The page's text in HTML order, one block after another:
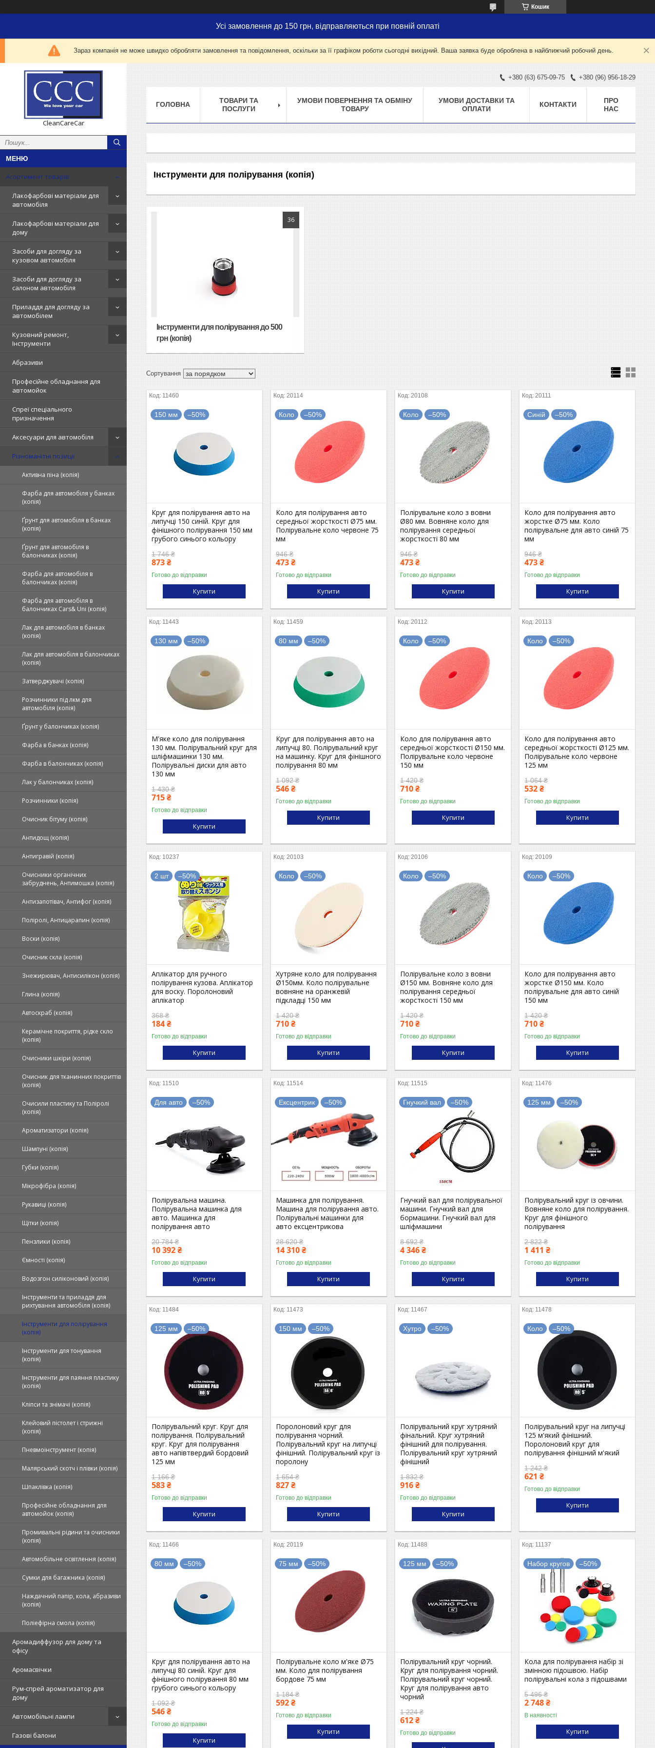
Кошик
Усі замовлення до 150 грн, відправляються при повній оплаті
Зараз компанія не може швидко обробляти замовлення та повідомлення, оскільки за її графіком роботи сьогодні вихідний. Ваша заявка буде оброблена в найближчий робочий день.
CleanCareCar
Асортимент товарів
Лакофарбові матеріали для
автомобіля
Лакофарбові матеріали для
дому
Засоби для догляду за
кузовом автомобіля
Засоби для догляду за
салоном автомобіля
Приладдя для догляду за
автомобілем
Кузовний ремонт,
Інструменти
Абразиви
Професійне обладнання для
автомойок
Спреї спеціального
призначення
Аксесуари для автомобіля
Різноманітні позиції
Активна піна (копія)
Фарба для автомобіля у банках
(копія)
Ґрунт для автомобіля в банках
(копія)
Ґрунт для автомобіля в
балончиках (копія)
Фарба для автомобіля в
балончиках (копія)
Фарба для автомобіля в
балончиках Cars& Uni (копія)
Лак для автомобіля в банках
(копія)
Лак для автомобіля в балончиках
(копія)
Затверджувачі (копія)
Розчинники під лкм для
автомобіля (копія)
Ґрунт у балончиках (копія)
Фарба в банках (копія)
Фарба в балончиках (копія)
Лак у балончиках (копія)
Розчинники (копія)
Очисник бітуму (копія)
Антидощ (копія)
Антигравій (копія)
Очисники органічних
забруднень, Антимошка (копія)
Антизапотівач, Антифог (копія)
Поліролі, Антицарапин (копія)
Воски (копія)
Очисник скла (копія)
Знежирювач, Антисилікон (копія)
Глина (копія)
Автоскраб (копія)
Керамічне покриття, рідке скло
(копія)
Очисники шкіри (копія)
Очисник для тканинних покриттів
(копія)
Очисили пластику та Поліролі
(копія)
Ароматизатори (копія)
Шампуні (копія)
Губки (копія)
Мікрофібра (копія)
Рукавиці (копія)
Щітки (копія)
Пензлики (копія)
Ємності (копія)
Водозгон силіконовий (копія)
Інструменти та приладдя для
рихтування автомобіля (копія)
Інструменти для полірування
(копія)
Інструменти для тонування
(копія)
Інструменти для паяння пластику
(копія)
Кліпси та знімачі (копія)
Клейовий пістолет і стрижні
(копія)
Пневмоінструмент (копія)
Малярський скотч і плівки (копія)
Шпаклівка (копія)
Професійне обладнання для
автомойок (копія)
Промивальні рідини та очисники
(копія)
Автомобільне освітлення (копія)
Сумки для багажника (копія)
Наждачний папір, кола, абразиви
(копія)
Поліефірна смола (копія)
Аромадиффузор для дому та
офісу
Аромасвічки
Рум-спрей ароматизатор для
дому
Автомобільні лампи
Газові балони
+380 (63) 675-09-75 +380 (96) 956-18-29
ГОЛОВНА
ТОВАРИ ТА
ПОСЛУГИ
УМОВИ ПОВЕРНЕННЯ ТА ОБМІНУ
ТОВАРУ
УМОВИ ДОСТАВКИ ТА
ОПЛАТИ
КОНТАКТИ
ПРО
НАС
Інструменти для полірування (копія)
36
Інструменти для полірування до 500
грн (копія)
11460
150 мм –50%
Круг для полірування авто на
липучці 150 синій. Круг для
фінішного полірування 150 мм
грубого синього кольору
1 746 ₴
873 ₴
Готово до відправки
Купити
20114
Коло –50%
Коло для полірування авто
середньої жорсткості Ø75 мм.
Полірувальне коло червоне 75
мм
946 ₴
473 ₴
Готово до відправки
Купити
20108
Коло –50%
Полірувальне коло з вовни
Ø80 мм. Вовняне коло для
полірування середньої
жорсткості 80 мм
946 ₴
473 ₴
Готово до відправки
Купити
20111
Синій –50%
Коло для полірування авто
жорстке Ø75 мм. Коло
полірувальне для авто синій 75
мм
946 ₴
473 ₴
Готово до відправки
Купити
11443
130 мм –50%
М'яке коло для полірування
130 мм. Полірувальний круг для
шліфмашинки 130 мм.
Полірувальні диски для авто
130 мм
1 430 ₴
715 ₴
Готово до відправки
Купити
11459
80 мм –50%
Круг для полірування авто на
липучці 80. Полірувальний круг
на машинку. Круг для фінішного
полірування 80 мм
1 092 ₴
546 ₴
Готово до відправки
Купити
20112
Коло –50%
Коло для полірування авто
середньої жорсткості Ø150 мм.
Полірувальне коло червоне
150 мм
1 420 ₴
710 ₴
Готово до відправки
Купити
20113
Коло –50%
Коло для полірування авто
середньої жорсткості Ø125 мм.
Полірувальне коло червоне
125 мм
1 064 ₴
532 ₴
Готово до відправки
Купити
10237
2 шт –50%
Аплікатор для ручного
полірування кузова. Аплікатор
для воску. Поролоновий
аплікатор
368 ₴
184 ₴
Готово до відправки
Купити
20103
Коло –50%
Хутряне коло для полірування
Ø150мм. Коло полірувальне
вовняне на оранжевій
підкладці 150 мм
1 420 ₴
710 ₴
Готово до відправки
Купити
20106
Коло –50%
Полірувальне коло з вовни
Ø150 мм. Вовняне коло для
полірування середньої
жорсткості 150 мм
1 420 ₴
710 ₴
Готово до відправки
Купити
20109
Коло –50%
Коло для полірування авто
жорстке Ø150 мм. Коло
полірувальне для авто синій
150 мм
1 420 ₴
710 ₴
Готово до відправки
Купити
11510
Для авто –50%
Полірувальна машина.
Полірувальна машинка для
авто. Машинка для
полірування авто
20 784 ₴
10 392 ₴
Готово до відправки
Купити
11514
Ексцентрик –50%
Машинка для полірування.
Машина для полірування авто.
Полірувальні машинки для
авто ексцентрикова
28 620 ₴
14 310 ₴
Готово до відправки
Купити
11515
Гнучкий вал –50%
Гнучкий вал для полірувальної
машини. Гнучкий вал для
бормашини. Гнучкий вал для
шліфмашини
8 692 ₴
4 346 ₴
Готово до відправки
Купити
11476
125 мм –50%
Полірувальний круг із овчини.
Вовняне коло для полірування.
Круг для фінішного
полірування
2 822 ₴
1 411 ₴
Готово до відправки
Купити
11484
125 мм –50%
Полірувальний круг. Круг для
полірування. Полірувальний
круг. Круг для полірування
авто напівтвердий бордовий
125 мм
1 166 ₴
583 ₴
Готово до відправки
Купити
11473
150 мм –50%
Поролоновий круг для
полірування чорний.
Полірувальний круг на липучці
фінішний. Полірувальний круг із
поролону
1 654 ₴
827 ₴
Готово до відправки
Купити
11467
Хутро –50%
Полірувальний круг хутряний
фінальний. Круг хутряний
фінішний для полірування.
Полірувальний круг хутряний
фінішний
1 832 ₴
916 ₴
Готово до відправки
Купити
11478
Коло –50%
Полірувальний круг на липучці
125 м'який фінішний.
Поролоновий круг для
полірування фінішний м'який
1 242 ₴
621 ₴
Готово до відправки
Купити
11466
80 мм –50%
Круг для полірування авто на
липучці 80 синій. Круг для
фінішного полірування 80 мм
грубого синього кольору
1 092 ₴
546 ₴
Готово до відправки
Купити
20119
75 мм –50%
Полірувальне коло м'яке Ø75
мм. Коло для полірування
бордове 75 мм
1 184 ₴
592 ₴
Готово до відправки
Купити
11488
125 мм –50%
Полірувальний круг чорний.
Круг для полірування чорний.
Полірувальний круг чорний.
Круг для полірування авто
чорний
1 224 ₴
612 ₴
Готово до відправки
11137
Набор кругов –50%
Кола для полірування набір зі
змінною підошвою. Набір
полірувальні кола з підошвами
5 496 ₴
2 748 ₴
В наявності
Купити